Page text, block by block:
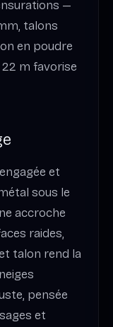
—
talons
en poudre
m favorise
et
sous le
accroche
raides,
talon rend la
pensée
et